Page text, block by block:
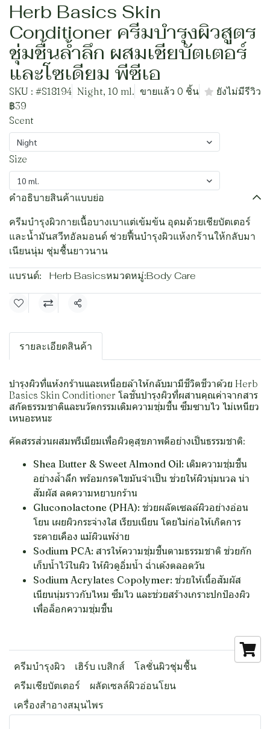
Herb Basics Skin
Conditioner ครีมบำรุงผิวสูตร
ชุ่มชื้นล้ำลึก ผสมเชียบัตเตอร์
และโซเดียม พีซีเอ
SKU : #S18194 Night, 10 ml. ขายแล้ว 0 ชิ้น
ยังไม่มีรีวิว
฿39
Scent
Night
Size
10 ml.
คำอธิบายสินค้าแบบย่อ
ครีมบำรุงผิวกายเนื้อบางเบาแต่เข้มข้น อุดมด้วยเชียบัตเตอร์
และน้ำมันสวีทอัลมอนด์ ช่วยฟื้นบำรุงผิวแห้งกร้านให้กลับมา
เนียนนุ่ม ชุ่มชื้นยาวนาน
แบรนด์: Herb Basicsหมวดหมู่:Body Care
แชร์
รายละเอียดสินค้า
บำรุงผิวที่แห้งกร้านและเหนื่อยล้าให้กลับมามีชีวิตชีวาด้วย Herb
Basics Skin Conditioner โลชั่นบำรุงผิวที่ผสานคุณค่าจากสาร
สกัดธรรมชาติและนวัตกรรมเติมความชุ่มชื้น ซึมซาบไว ไม่เหนียว
เหนอะหนะ
คัดสรรส่วนผสมพรีเมียมเพื่อผิวดูสุขภาพดีอย่างเป็นธรรมชาติ:
Shea Butter & Sweet Almond Oil: เติมความชุ่มชื้น
อย่างล้ำลึก พร้อมกรดไขมันจำเป็น ช่วยให้ผิวนุ่มนวล น่า
สัมผัส ลดความหยาบกร้าน
Gluconolactone (PHA): ช่วยผลัดเซลล์ผิวอย่างอ่อน
โยน เผยผิวกระจ่างใส เรียบเนียน โดยไม่ก่อให้เกิดการ
ระคายเคือง แม้ผิวแพ้ง่าย
Sodium PCA: สารให้ความชุ่มชื้นตามธรรมชาติ ช่วยกัก
เก็บน้ำไว้ในผิว ให้ผิวดูอิ่มน้ำ ฉ่ำเด้งตลอดวัน
Sodium Acrylates Copolymer: ช่วยให้เนื้อสัมผัส
เนียนนุ่มราวกับไหม ซึมไว และช่วยสร้างเกราะปกป้องผิว
เพื่อล็อกความชุ่มชื้น
ครีมบำรุงผิว เฮิร์บ เบสิกส์
โลชั่นผิวชุ่มชื้น
ครีมเชียบัตเตอร์
ผลัดเซลล์ผิวอ่อนโยน
เครื่องสำอางสมุนไพร